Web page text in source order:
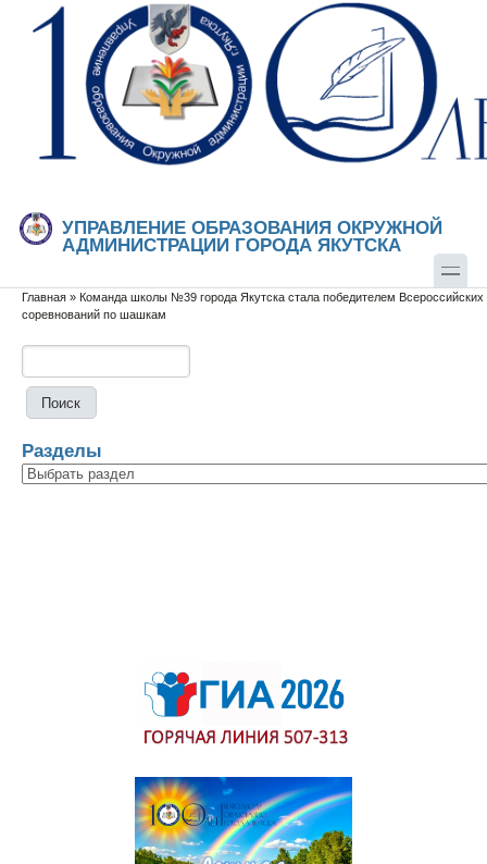
Перейти к основному содержанию
Skip to search
УПРАВЛЕНИЕ ОБРАЗОВАНИЯ ОКРУЖНОЙ
АДМИНИСТРАЦИИ ГОРОДА ЯКУТСКА
Вы здесь
Главная » Команда школы №39 города Якутска стала победителем Всероссийских
соревнований по шашкам
Разделы